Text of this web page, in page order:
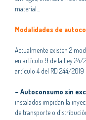
material…
Modalidades de
Actualmente existen 2
en artículo 9 de la Ley 24/
artículo 4 del RD 244/2019
– Autoconsumo sin
instalados impidan la
de transporte o